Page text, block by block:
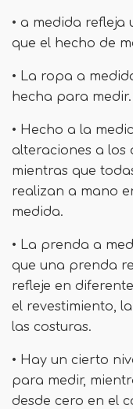
• a medida
que el hecho de
• La ropa a
hecha para medir.
• Hecho a la
alteraciones a los
mientras que
realizan a mano
medida.
• La prenda a
que una prenda
refleje en
el revestimiento,
las costuras.
• Hay un cierto
para medir,
desde cero en el